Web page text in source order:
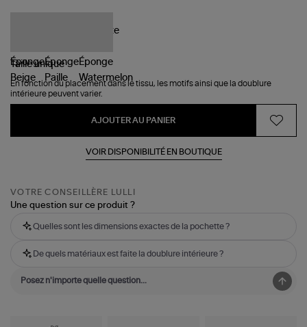
Tailleunique
En fonction du placement dans le tissu, les motifs ainsi que la doublure
intérieure peuvent varier.
AJOUTER AU PANIER
VOIR DISPONIBILITÉ EN BOUTIQUE
VOTRE CONSEILLÈRE LULLI
Une question sur ce produit ?
Quelles sont les dimensions exactes de la pochette ?
De quels matériaux est faite la doublure intérieure ?